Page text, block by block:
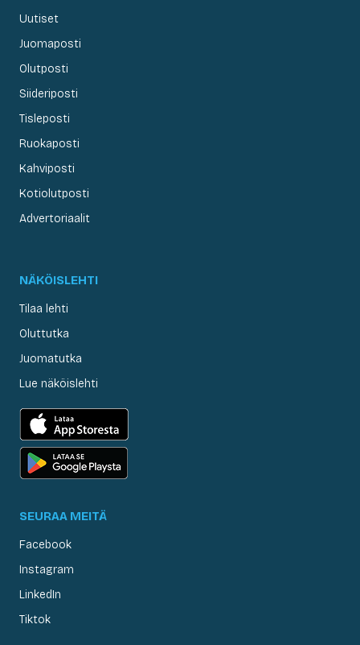
Uutiset
Juomaposti
Olutposti
Siideriposti
Tisleposti
Ruokaposti
Kahviposti
Kotiolutposti
Advertoriaalit
NÄKÖISLEHTI
Tilaa lehti
Oluttutka
Juomatutka
Lue näköislehti
SEURAA MEITÄ
Facebook
Instagram
LinkedIn
Tiktok